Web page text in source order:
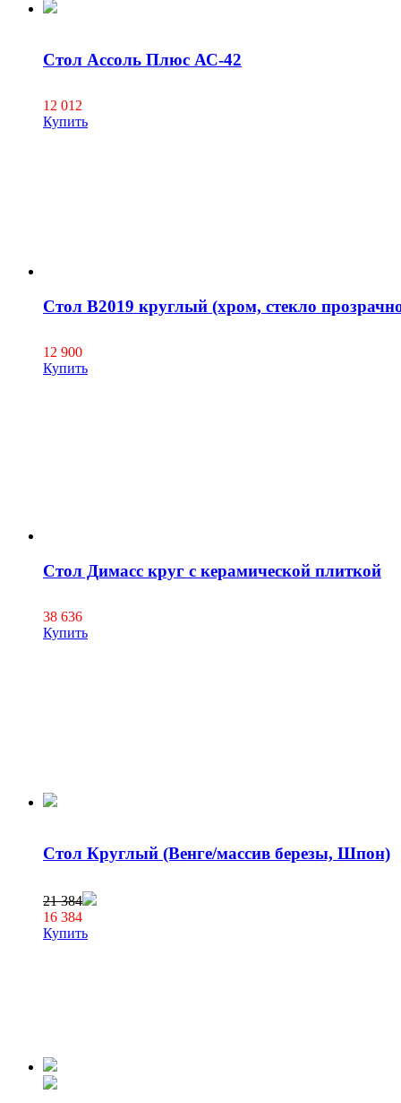
Стол Ассоль Плюс АС-42
12 012
Купить
Стол В2019 круглый (хром, стекло
12 900
Купить
Стол Димасс круг с керамической плиткой
38 636
Купить
Стол Круглый (Венге/массив березы, Шпон)
21 384
16 384
Купить